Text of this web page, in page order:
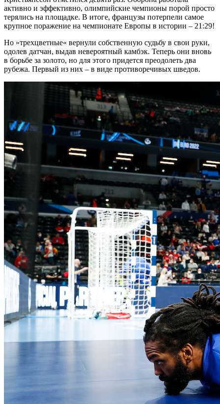
активно и эффективно, олимпийские чемпионы порой просто
терялись на площадке. В итоге, французы потерпели самое
крупное поражение на чемпионате Европы в истории – 21:29!
Но »трехцветные« вернули собственную судьбу в свои руки,
одолев датчан, выдав невероятный камбэк. Теперь они вновь
в борьбе за золото, но для этого придется преодолеть два
рубежа. Первый из них – в виде противоречивых шведов.